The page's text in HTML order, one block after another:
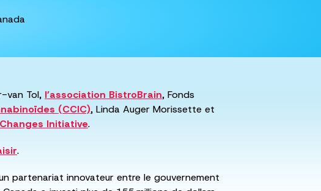
van Tol, l’association BistroBrain, Fonds
(CCIC), Linda Auger Morissette et
Initiative.
.
partenariat innovateur entre le gouvernement